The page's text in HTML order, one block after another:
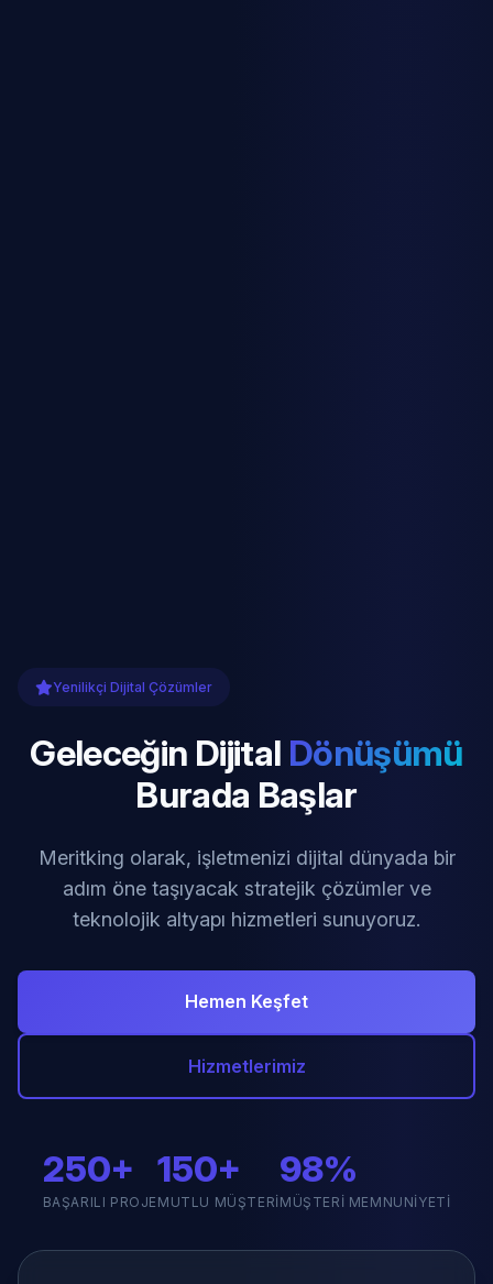
Yenilikçi Dijital Çözümler
Geleceğin Dijital Dönüşümü
Burada Başlar
Meritking olarak, işletmenizi dijital dünyada bir
adım öne taşıyacak stratejik çözümler ve
teknolojik altyapı hizmetleri sunuyoruz.
Hemen Keşfet
Hizmetlerimiz
250+
BAŞARILI PROJE
150+
MUTLU MÜŞTERI
98%
MÜŞTERI MEMNUNIYETI